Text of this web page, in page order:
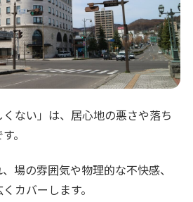
ない」は、居心地の悪さや落ち
。
場の雰囲気や物理的な不快感、
カバーします。